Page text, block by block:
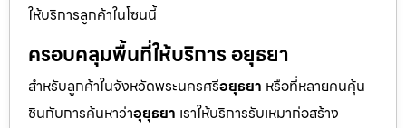
ให้บริการลูกค้าในโซนนี้
ครอบคลุมพื้นที่ให้บริการ อยุธยา
สำหรับลูกค้าในจังหวัดพระนครศรีอยุธยา หรือที่หลายคนคุ้น
ชินกับการค้นหาว่าอุยุธยา เราให้บริการรับเหมาก่อสร้าง